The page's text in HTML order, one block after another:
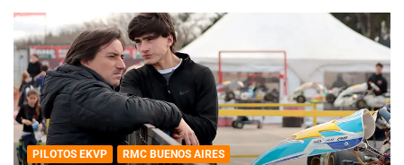
PILOTOS EKVP RMC BUENOS AIRES